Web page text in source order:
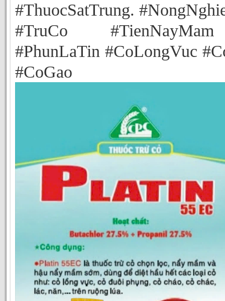
#ThuocSatTrung.
#TruCo
#PhunLaTin #CoLongVuc
#CoGao